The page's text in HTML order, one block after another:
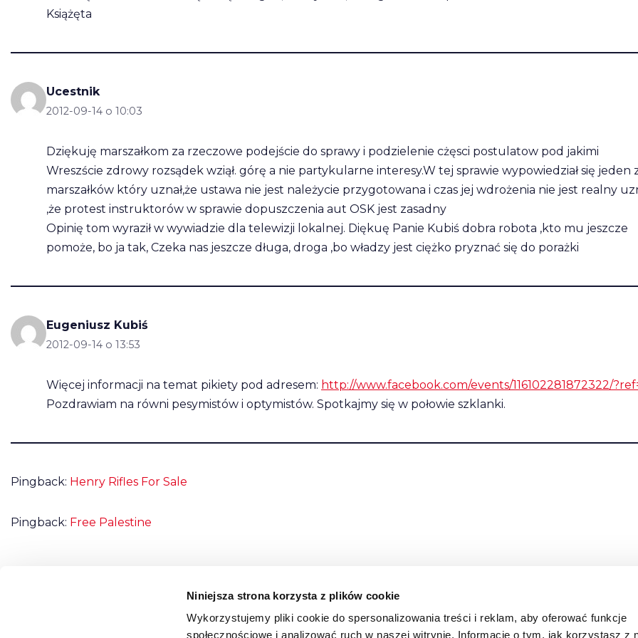
Niniejsza strona korzysta z plików cookie
Wykorzystujemy pliki cookie do spersonalizowania treści i reklam, aby oferować funkcje
społecznościowe i analizować ruch w naszej witrynie. Informacje o tym, jak korzystasz z
Książęta
Ucestnik
2012-09-14 o 10:03
Dziękuję marszałkom za rzeczowe podejście do sprawy i podzielenie cżęsci postulatow pod jakimi
Wreszście zdrowy rozsądek wziął. górę a nie partykularne interesy.W tej sprawie wypowiedział się jeden
marszałków który uznał,że ustawa nie jest należycie przygotowana i czas jej wdrożenia nie jest realny
,że protest instruktorów w sprawie dopuszczenia aut OSK jest zasadny
Opinię tom wyraził w wywiadzie dla telewizji lokalnej. Diękuę Panie Kubiś dobra robota ,kto mu jeszcze
pomoże, bo ja tak, Czeka nas jeszcze długa, droga ,bo władzy jest ciężko pryznać się do porażki
Eugeniusz Kubiś
2012-09-14 o 13:53
Więcej informacji na temat pikiety pod adresem: http://www.facebook.com/events/116102281872322/
Pozdrawiam na równi pesymistów i optymistów. Spotkajmy się w połowie szklanki.
Pingback: Henry Rifles For Sale
Pingback: Free Palestine
Możliwość komentowania została wyłączona.